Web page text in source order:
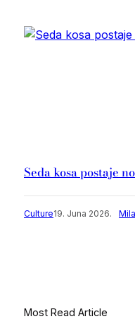
Seda kosa postaje
Culture19. Juna 2026.
Most Read Article